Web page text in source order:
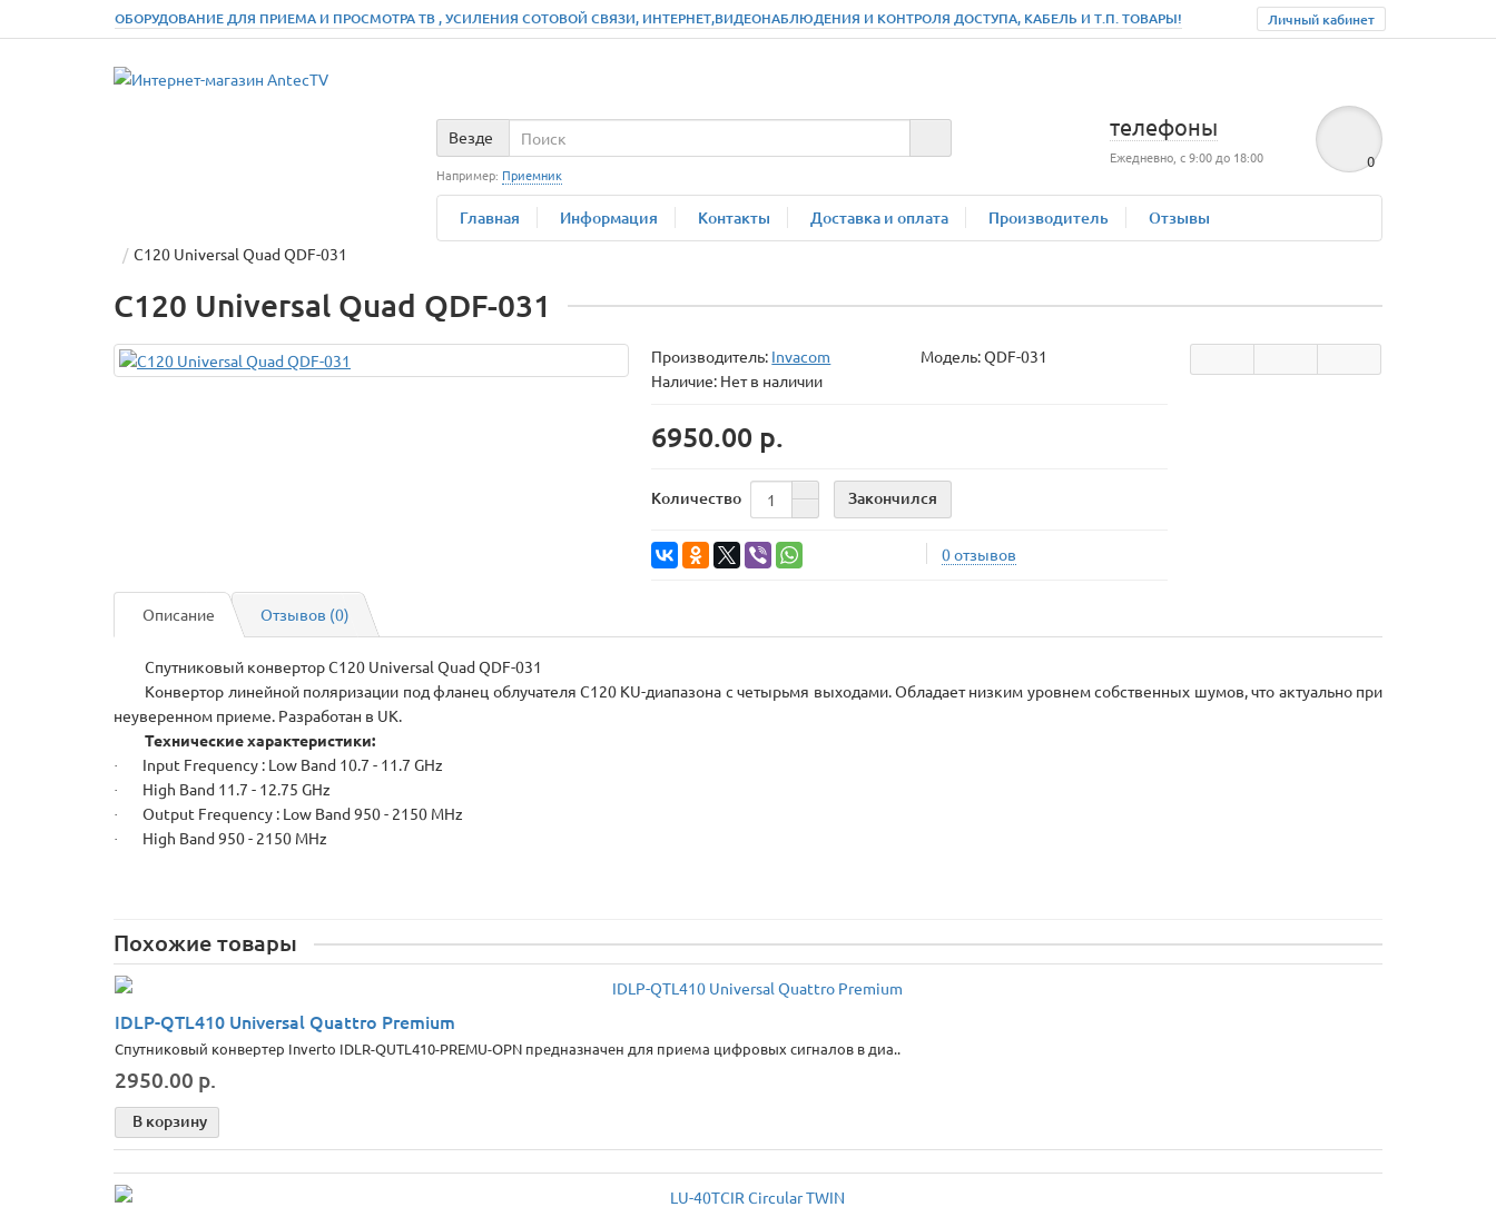
Личный кабинет
ОБОРУДОВАНИЕ ДЛЯ ПРИЕМА И ПРОСМОТРА ТВ , УСИЛЕНИЯ СОТОВОЙ СВЯЗИ, ИНТЕРНЕТ,ВИДЕОНАБЛЮДЕНИЯ И КОНТРОЛЯ ДОСТУПА, КАБЕЛЬ И Т.П. ТОВАРЫ!
телефоны
Ежедневно, с 9:00 до 18:00 0
Везде
Например: Приемник
Главная Информация Контакты Доставка и оплата Производитель Отзывы
C120 Universal Quad QDF-031
C120 Universal Quad QDF-031
Производитель: Invacom Модель:QDF-031
Наличие: Нет в наличии
6950.00 р.
Количество Закончился
0 отзывов
Описание Отзывов (0)
Спутниковый конверторC120 Universal Quad QDF-031
Конвертор линейной поляризации под фланец облучателя C120 KU-диапазона c четырьмя выходами. Обладает низким уровнем собственных шумов, что актуально при
неуверенном приеме. Разработан в UK.
Технические характеристики:
· Input Frequency : Low Band 10.7 - 11.7 GHz
· High Band 11.7 - 12.75 GHz
· Output Frequency : Low Band 950 - 2150 MHz
· High Band950 - 2150 MHz
Похожие товары
IDLP-QTL410 Universal Quattro Premium
Спутниковый конвертер Inverto IDLR-QUTL410-PREMU-OPN предназначен для приема цифровых сигналов в диа..
2950.00 р.
В корзину